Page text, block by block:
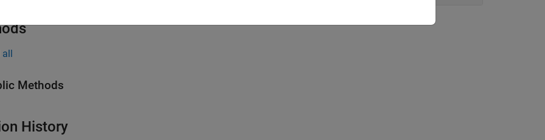
all
Methods
History